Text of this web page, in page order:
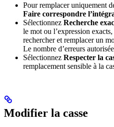
Pour remplacer uniquement
Faire correspondre
Sélectionnez Recherche
le mot ou l’expression exacts,
rechercher et remplacer un
Le nombre d’erreurs
Sélectionnez Respecter la
remplacement sensible à la
Modifier la casse